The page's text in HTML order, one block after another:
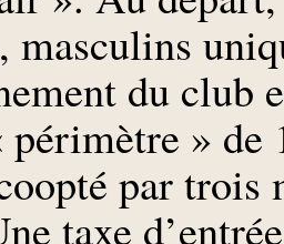
masculins
du club
périmètre »
par trois
taxe